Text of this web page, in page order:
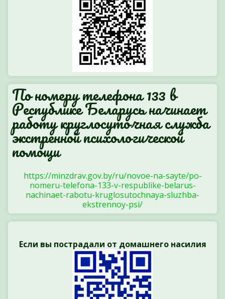
По номеру телефона 133 в
Республике Беларусь начинает
работу круглосуточная служба
экстренной психологической
помощи
https://minzdrav.gov.by/ru/novoe-na-sayte/po-
nomeru-telefona-133-v-respublike-belarus-
nachinaet-rabotu-kruglosutochnaya-sluzhba-
ekstrennoy-psi/
Если вы пострадали от домашнего насилия